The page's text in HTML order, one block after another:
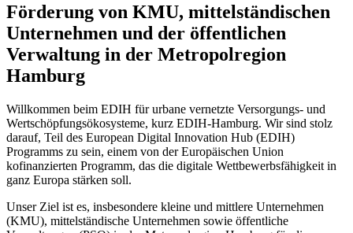
Förderung von KMU, mittelständischen
Unternehmen und der öffentlichen
Verwaltung in der Metropolregion
Hamburg
Willkommen beim EDIH für urbane vernetzte Versorgungs- und
Wertschöpfungsökosysteme, kurz EDIH-Hamburg. Wir sind stolz
darauf, Teil des European Digital Innovation Hub (EDIH)
Programms zu sein, einem von der Europäischen Union
kofinanzierten Programm, das die digitale Wettbewerbsfähigkeit in
ganz Europa stärken soll.
Unser Ziel ist es, insbesondere kleine und mittlere Unternehmen
(KMU), mittelständische Unternehmen sowie öffentliche